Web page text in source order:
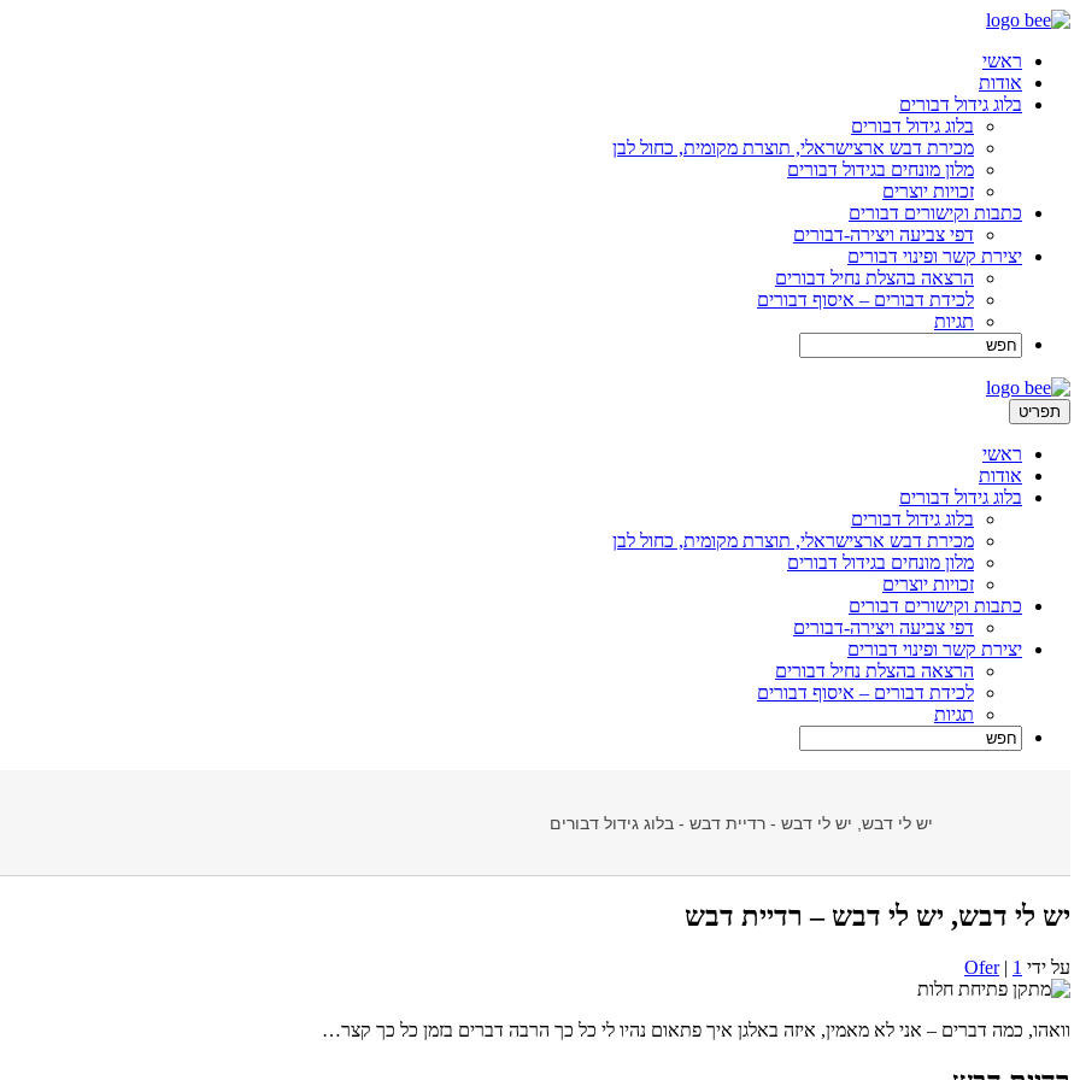
ראשי
אודות
בלוג גידול דבורים
בלוג גידול דבורים
מכירת דבש ארצישראלי, תוצרת מקומית, כחול לבן
מלון מונחים בגידול דבורים
זכויות יוצרים
כתבות וקישורים דבורים
דפי צביעה ויצירה-דבורים
יצירת קשר ופינוי דבורים
הרצאה בהצלת נחיל דבורים
לכידת דבורים – איסוף דבורים
תגיות
תפריט
ראשי
אודות
בלוג גידול דבורים
בלוג גידול דבורים
מכירת דבש ארצישראלי, תוצרת מקומית, כחול לבן
מלון מונחים בגידול דבורים
זכויות יוצרים
כתבות וקישורים דבורים
דפי צביעה ויצירה-דבורים
יצירת קשר ופינוי דבורים
הרצאה בהצלת נחיל דבורים
לכידת דבורים – איסוף דבורים
תגיות
יש לי דבש, יש לי דבש - רדיית דבש - בלוג גידול דבורים
יש לי דבש, יש לי דבש – רדיית דבש
על ידי Ofer| 1
וואהו, כמה דברים – אני לא מאמין, איזה באלגן איך פתאום נהיו לי כל כך הרבה דברים בזמן כל כך קצר…